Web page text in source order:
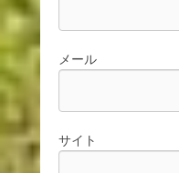
メール
サイト